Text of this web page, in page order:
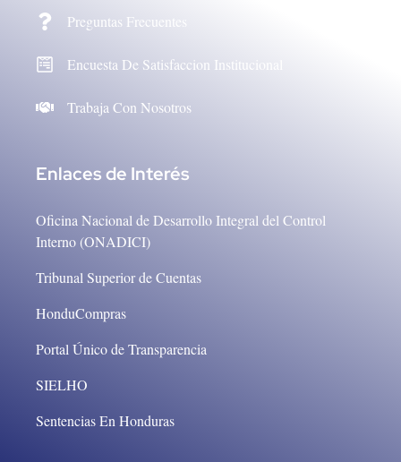
Preguntas Frecuentes
Encuesta De Satisfaccion Institucional
Trabaja Con Nosotros
Enlaces de Interés
Oficina Nacional de Desarrollo Integral del Control
Interno (ONADICI)
Tribunal Superior de Cuentas
HonduCompras
Portal Único de Transparencia
SIELHO
Sentencias En Honduras